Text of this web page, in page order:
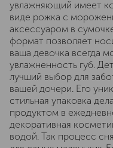
увлажняющий имеет
виде рожка с
аксессуаром в
формат позволяет
ваша девочка всегда
увлажненность губ.
лучший выбор для
вашей дочери. Его
стильная упаковка
продуктом в
декоративная
водой. Так процесс